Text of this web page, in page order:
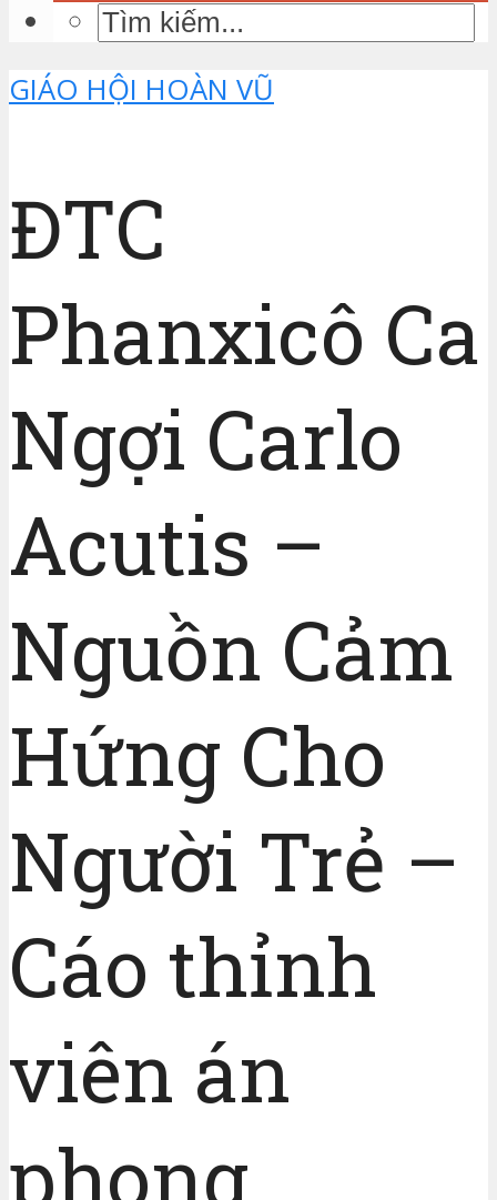
GIÁO HỘI HOÀN VŨ
ĐTC
Phanxicô Ca
Ngợi Carlo
Acutis –
Nguồn Cảm
Hứng Cho
Người Trẻ –
Cáo thỉnh
viên án
phong